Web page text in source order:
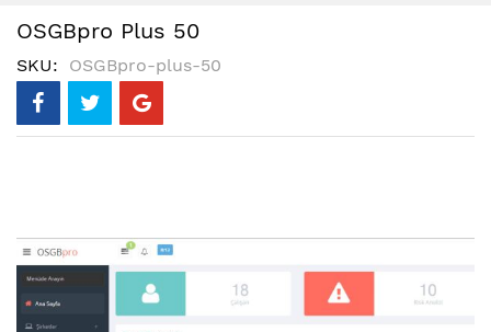
OSGBpro Plus 50
SKU OSGBpro-plus-50
git